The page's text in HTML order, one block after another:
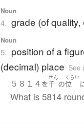
Noun
4. grade (of
Noun
5. position of a
(decimal) place See
５８１４ を
せん
千 の
くらい
位
What is 5814